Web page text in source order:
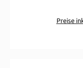
Preise